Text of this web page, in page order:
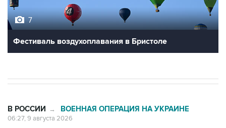
7
Фестиваль воздухоплавания в Бристоле
В РОССИИ → ВОЕННАЯ ОПЕРАЦИЯ НА УКРАИНЕ
06:27, 9 августа 2026